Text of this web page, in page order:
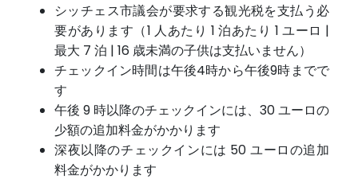
シッチェス市議会が要求する観光税を支払う必
要があります（1 人あたり 1 泊あたり 1 ユーロ |
最大 7 泊 | 16 歳未満の子供は支払いません）
チェックイン時間は午後4時から午後9時までで
す
午後 9 時以降のチェックインには、30 ユーロの
少額の追加料金がかかります
深夜以降のチェックインには 50 ユーロの追加
料金がかかります